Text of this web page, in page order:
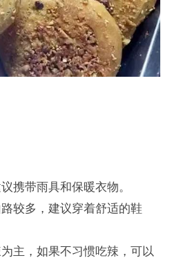
携带雨具和保暖衣物。
较多，建议穿着舒适的鞋
主，如果不习惯吃辣，可以